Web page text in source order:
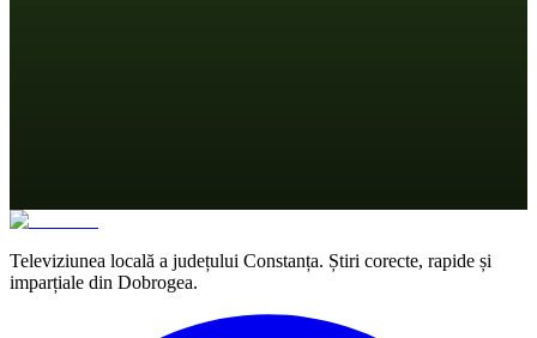
Televiziunea locală a județului Constanța. Știri corecte, rapide și
imparțiale din Dobrogea.